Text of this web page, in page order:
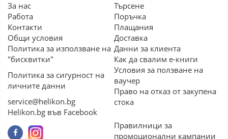
За нас
Работа
Контакти
Общи условия
Политика за използване на
"бисквитки"
Политика за сигурност на
личните данни
service@helikon.bg
Helikon.bg във Facebook
Търсене
Поръчка
Плащания
Доставка
Данни за клиента
Как да свалим е-книги
Условия за ползване на
ваучер
Право на отказ от закупена
стока
Правилници за
промоционални кампании